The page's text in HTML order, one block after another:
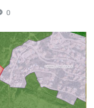
0